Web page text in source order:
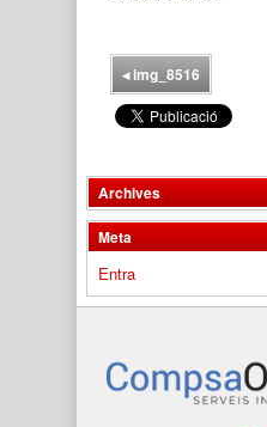
◂img_8516
Archives
Meta
Entra